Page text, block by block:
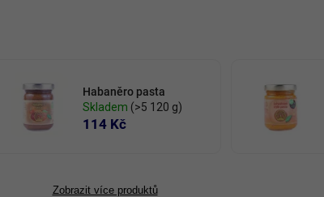
Habaněro pasta
Skladem (>5 120 g)
114 Kč
Zobrazit více produktů